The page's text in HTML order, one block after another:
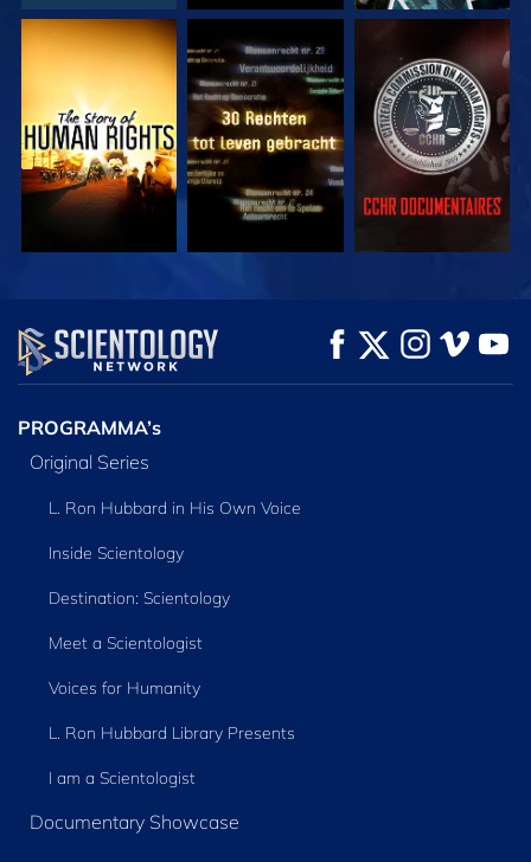
KIJK KIJK KIJK
KIJK VERKEN DE SERIE
PROGRAMMA’s
Original Series
L. Ron Hubbard in His Own Voice
Inside Scientology
Destination: Scientology
Meet a Scientologist
Voices for Humanity
L. Ron Hubbard Library Presents
I am a Scientologist
Documentary Showcase